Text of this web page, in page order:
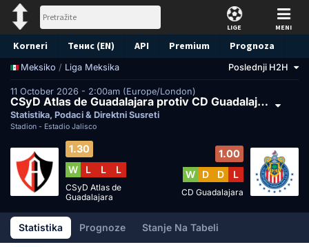
LIGE MENI
Korneri Тенис (EN) API Premium Prognoza
Meksiko / Liga Meksika Poslednji H2H
11 October 2026 - 2:00am (Europe/London)
CSyD Atlas de Guadalajara protiv CD Guadalajara
Statistika, Podaci & Direktni Susreti
Stadion - Estadio Jalisco
1.30
W
L L L
CSyD Atlas de
Guadalajara
1.00
W
D D L
CD Guadalajara
Statistika Prognoze Stanje Na Tabeli